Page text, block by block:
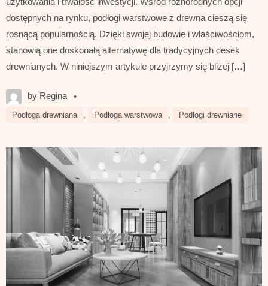
dostępnych na rynku, podłogi warstwowe z drewna cieszą się
rosnącą popularnością. Dzięki swojej budowie i właściwościom,
stanowią one doskonałą alternatywę dla tradycyjnych desek
drewnianych. W niniejszym artykule przyjrzymy się bliżej […]
by Regina •
Podłoga drewniana , Podłoga warstwowa , Podłogi drewniane